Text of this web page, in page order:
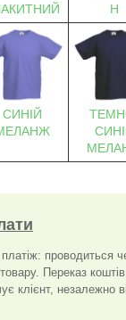
Н
СИНІЙ
проводиться
Переказ
клієнт, незалежно